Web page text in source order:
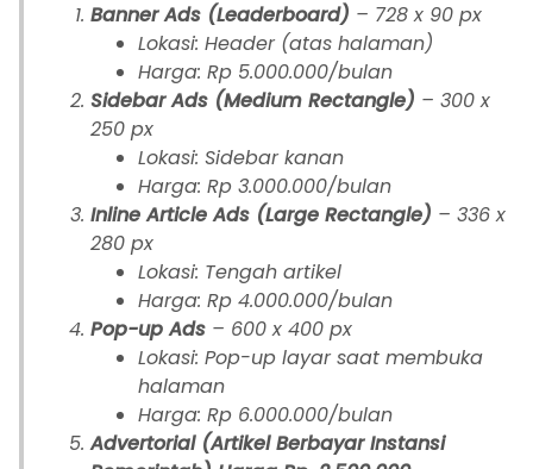
Banner Ads (Leaderboard) – 728 x 90 px
Lokasi: Header (atas halaman)
Harga: Rp 5.000.000/bulan
Sidebar Ads (Medium Rectangle) – 300 x
250 px
Lokasi: Sidebar kanan
Harga: Rp 3.000.000/bulan
Inline Article Ads (Large Rectangle) – 336 x
280 px
Lokasi: Tengah artikel
Harga: Rp 4.000.000/bulan
Pop-up Ads – 600 x 400 px
Lokasi: Pop-up layar saat membuka
halaman
Harga: Rp 6.000.000/bulan
Advertorial (Artikel Berbayar Instansi